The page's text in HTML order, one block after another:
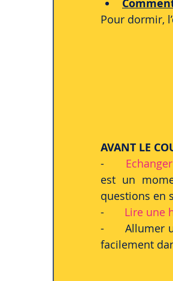
Pour dormir,
AVANT LE
Echanger
est un
questions en
Lire une
-
facilement